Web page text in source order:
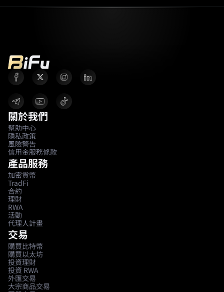
關於我們
幫助中心
隱私政策
風險警告
信用金服務條款
產品服務
加密貨幣
TradFi
合約
理財
RWA
活動
代理人計畫
交易
購買比特幣
購買以太坊
投資理財
投資 RWA
外匯交易
大宗商品交易